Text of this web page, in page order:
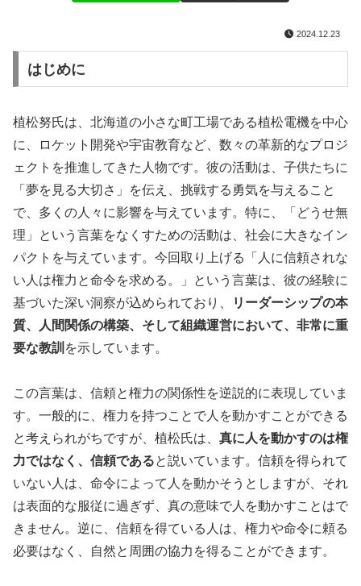
2024.12.23
はじめに
植松努氏は、北海道の小さな町工場である植松電機を中心
に、ロケット開発や宇宙教育など、数々の革新的なプロジ
ェクトを推進してきた人物です。彼の活動は、子供たちに
「夢を見る大切さ」を伝え、挑戦する勇気を与えること
で、多くの人々に影響を与えています。特に、「どうせ無
理」という言葉をなくすための活動は、社会に大きなイン
パクトを与えています。今回取り上げる「人に信頼されな
い人は権力と命令を求める。」という言葉は、彼の経験に
基づいた深い洞察が込められており、
リーダーシップの本
質、人間関係の構築、そして組織運営において、非常に重
要な教訓 を示しています。
この言葉は、信頼と権力の関係性を逆説的に表現していま
す。一般的に、権力を持つことで人を動かすことができる
と考えられがちですが、植松氏は、 真に人を動かすのは権
力ではなく、信頼であると説いています。信頼を得られて
いない人は、命令によって人を動かそうとしますが、それ
は表面的な服従に過ぎず、真の意味で人を動かすことはで
きません。逆に、信頼を得ている人は、権力や命令に頼る
必要はなく、自然と周囲の協力を得ることができます。